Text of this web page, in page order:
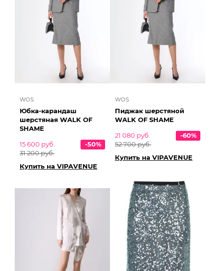
WOS
Юбка-карандаш
шерстяная WALK OF
SHAME
15 600 руб.
31 200 руб.
-50%
Купить на VIPAVENUE
WOS
Пиджак шерстяной
WALK OF SHAME
21 080 руб.
52 700 руб.
-60%
Купить на VIPAVENUE